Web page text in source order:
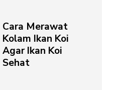
Cara Merawat
Kolam Ikan Koi
Agar Ikan Koi
Sehat